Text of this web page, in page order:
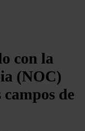
con la
(NOC)
de